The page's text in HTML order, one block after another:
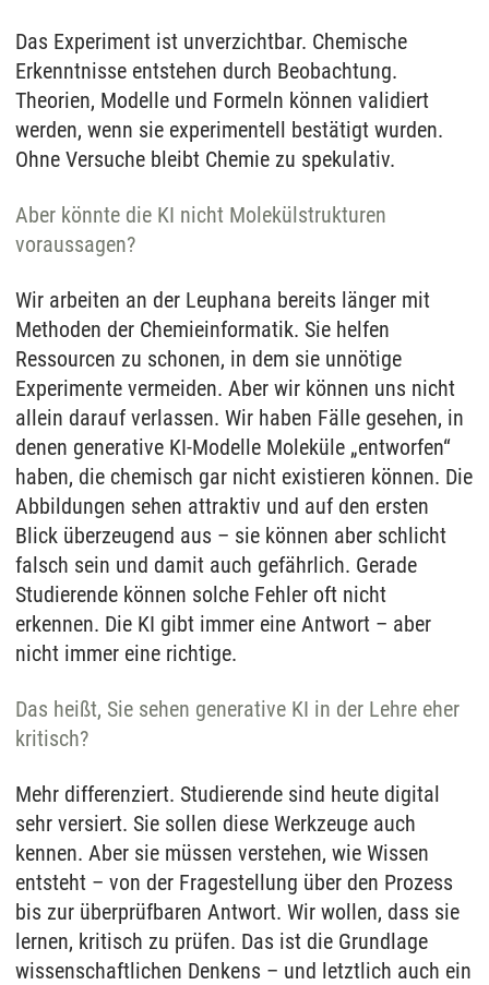
Das Experiment ist unverzichtbar. Chemische
Erkenntnisse entstehen durch Beobachtung.
Theorien, Modelle und Formeln können validiert
werden, wenn sie experimentell bestätigt wurden.
Ohne Versuche bleibt Chemie zu spekulativ.
Aber könnte die KI nicht Molekülstrukturen
voraussagen?
Wir arbeiten an der Leuphana bereits länger mit
Methoden der Chemieinformatik. Sie helfen
Ressourcen zu schonen, in dem sie unnötige
Experimente vermeiden. Aber wir können uns nicht
allein darauf verlassen. Wir haben Fälle gesehen, in
denen generative KI-Modelle Moleküle „entworfen“
haben, die chemisch gar nicht existieren können. Die
Abbildungen sehen attraktiv und auf den ersten
Blick überzeugend aus – sie können aber schlicht
falsch sein und damit auch gefährlich. Gerade
Studierende können solche Fehler oft nicht
erkennen. Die KI gibt immer eine Antwort – aber
nicht immer eine richtige.
Das heißt, Sie sehen generative KI in der Lehre eher
kritisch?
Mehr differenziert. Studierende sind heute digital
sehr versiert. Sie sollen diese Werkzeuge auch
kennen. Aber sie müssen verstehen, wie Wissen
entsteht – von der Fragestellung über den Prozess
bis zur überprüfbaren Antwort. Wir wollen, dass sie
lernen, kritisch zu prüfen. Das ist die Grundlage
wissenschaftlichen Denkens – und letztlich auch ein